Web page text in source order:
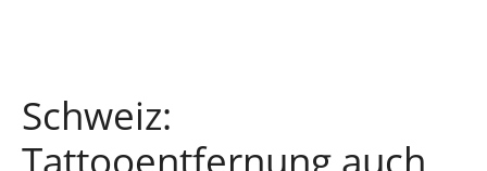
Schweiz:
Tattooentfernung auch